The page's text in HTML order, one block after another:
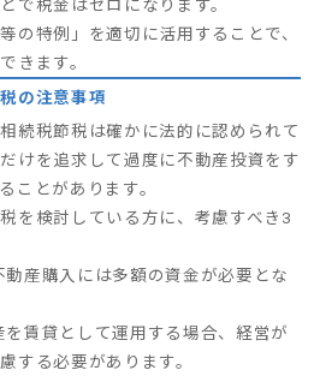
で税金はゼロになります。
の特例」を適切に活用することで、
きます。
の注意事項
続税節税は確かに法的に認められて
けを追求して過度に不動産投資をす
ことがあります。
を検討している方に、考慮すべき3
産購入には多額の資金が必要とな
賃貸として運用する場合、経営が
する必要があります。